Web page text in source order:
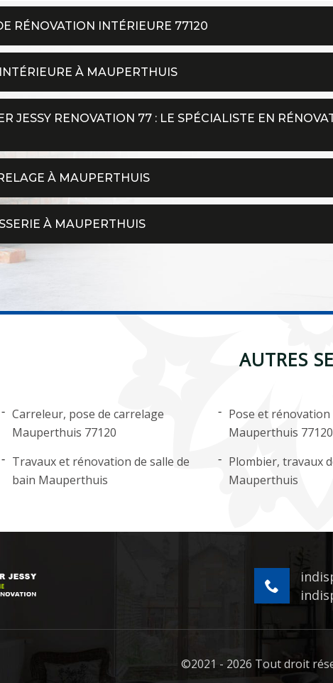
RÉNOVATION INTÉRIEURE 77120
À MAUPERTHUIS
JESSY RENOVATION 77 : LE SPÉCIALISTE EN
À MAUPERTHUIS
À MAUPERTHUIS
AUTRES
Carreleur, pose de carrelage
Mauperthuis 77120
Travaux et rénovation de salle de
bain Mauperthuis
Pose et rénovation
Mauperthuis 77120
Plombier, travaux
Mauperthuis
©2021 - 2026 Tout droit